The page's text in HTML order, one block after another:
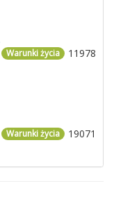
11978
Warunki życia
19071
Warunki życia